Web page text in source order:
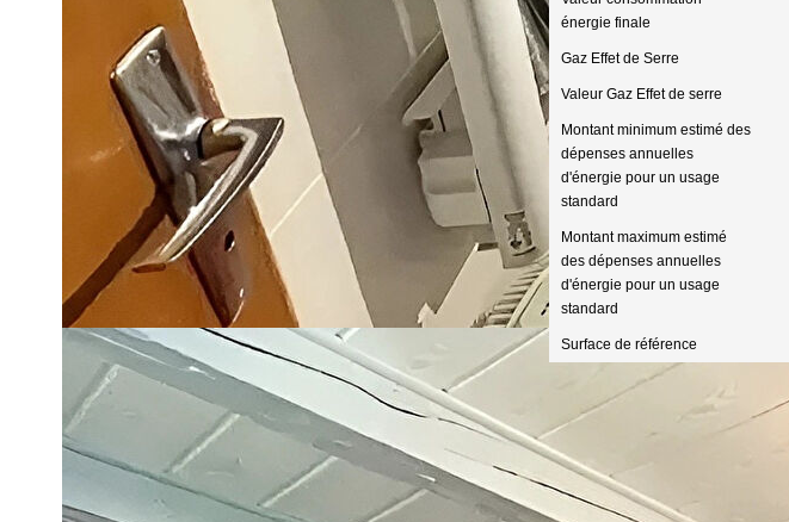
énergie finale
Gaz Effet de Serre
Valeur Gaz Effet de serre
Montant minimum estimé des
dépenses annuelles
d'énergie pour un usage
standard
Montant maximum estimé
des dépenses annuelles
d'énergie pour un usage
standard
Surface de référence